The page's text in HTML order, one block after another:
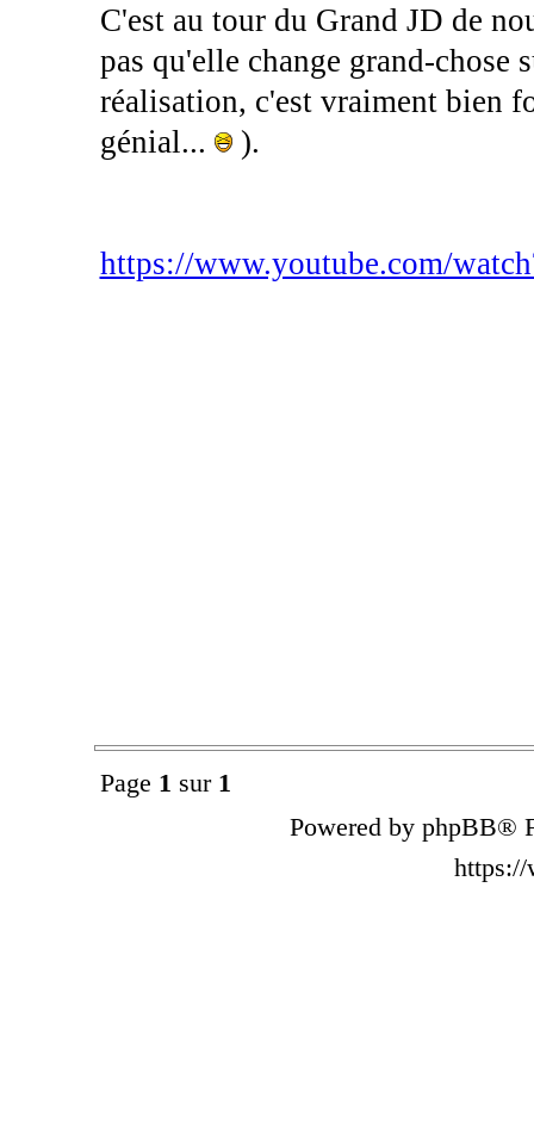
C'est au tour du Grand JD de
pas qu'elle change grand-chose
réalisation, c'est vraiment bien
génial...
).
https://www.youtube.com/
Page 1 sur 1
Powered by phpBB®
https://